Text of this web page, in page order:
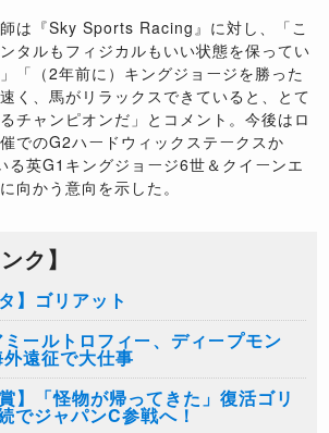
は『Sky Sports Racing 』に対し、「こ
タルもフィジカルもいい状態を保ってい
「（2年前に）キングジョージを勝った
く、馬がリラックスできていると、とて
チャンピオンだ」とコメント。今後はロ
でのG2ハードウィックステークスか
る英G1 キングジョージ6世＆クイーンエ
向かう意向を示した。
ク】
】ゴリアット
ールトロフィー、ディープモン
遠征で大仕事
】「怪物が帰ってきた」復活ゴリ
でジャパンC参戦へ！